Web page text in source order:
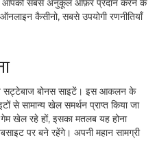
आपको सबसे अनुकूल ऑफ़र प्रदान करने के
कैसीनो, सबसे उपयोगी रणनीतियाँ
सट्टेबाज बोनस साइटें। इस आकलन के
सामान्य खेल समर्थन प्राप्त किया जा
खेल रहे हों, इसका मतलब यह होना
पर बने रहेंगे। अपनी महान सामग्री